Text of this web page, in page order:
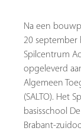
Na een
20
Spilcentrum
opgeleverd
Algemeen
(SALTO). Het
basisschool
Brabant-